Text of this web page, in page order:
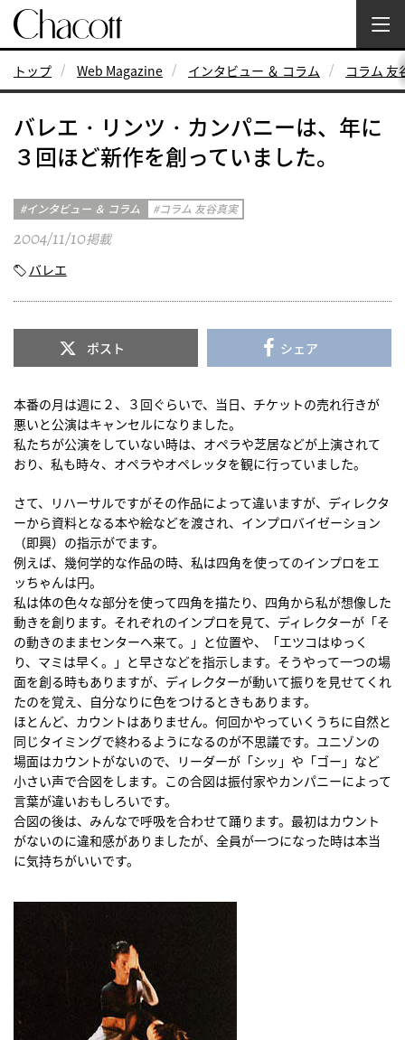
トップ Web Magazine インタビュー ＆ コラム コラム 友
バレエ・リンツ・カンパニーは、年に
３回ほど新作を創っていました。
インタビュー ＆ コラム コラム 友谷真実
2004/11/10掲載
バレエ
ポスト シェア
本番の月は週に２、３回ぐらいで、当日、チケットの売れ行きが
悪いと公演はキャンセルになりました。
私たちが公演をしていない時は、オペラや芝居などが上演されて
おり、私も時々、オペラやオペレッタを観に行っていました。
さて、リハーサルですがその作品によって違いますが、ディレクタ
ーから資料となる本や絵などを渡され、インプロバイゼーション
（即興）の指示がでます。
例えば、幾何学的な作品の時、私は四角を使ってのインプロをエ
ッちゃんは円。
私は体の色々な部分を使って四角を描たり、四角から私が想像した
動きを創ります。それぞれのインプロを見て、ディレクターが「そ
の動きのままセンターへ来て。」と位置や、「エツコはゆっく
り、マミは早く。」と早さなどを指示します。そうやって一つの場
面を創る時もありますが、ディレクターが動いて振りを見せてくれ
たのを覚え、自分なりに色をつけるときもあります。
ほとんど、カウントはありません。何回かやっていくうちに自然と
同じタイミングで終わるようになるのが不思議です。ユニゾンの
場面はカウントがないので、リーダーが「シッ」や「ゴー」など
小さい声で合図をします。この合図は振付家やカンパニーによって
言葉が違いおもしろいです。
合図の後は、みんなで呼吸を合わせて踊ります。最初はカウント
がないのに違和感がありましたが、全員が一つになった時は本当
に気持ちがいいです。